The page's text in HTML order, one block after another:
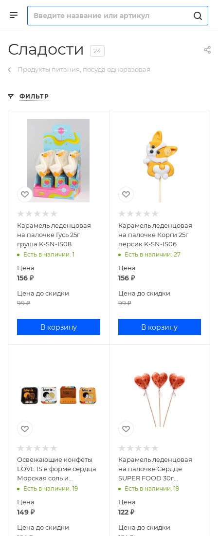
Сладости 24
Продукты питания, посуда одноразовая
ФИЛЬТР
Карамель леденцовая
на палочке Гусь 25г
груша K-SN-IS08
Есть в наличии: 1
Цена
156 ₽
Цена до скидки
99₽
В корзину
Карамель леденцовая
на палочке Корги 25г
персик K-SN-IS06
Есть в наличии: 27
Цена
156₽
Цена до скидки
99₽
В корзину
Освежающие конфеты
LOVE IS в форме сердца
Морская соль и
маракуйя 709244
Есть в наличии: 19
Цена
149 ₽
Цена до скидки
Карамель леденцовая
на палочке Сердце
SUPER FOOD 30г
10009269
Есть в наличии: 19
Цена
122₽
Цена до скидки